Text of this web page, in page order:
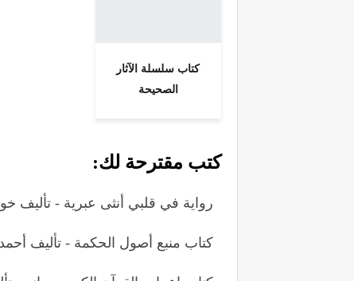
كتاب سلسلة الآثار
الصحيحة
كتب مقترحة لك:
رواية في قلبي أنثى عبرية - تأليف
كتاب منبع أصول الحكمة - تأليف